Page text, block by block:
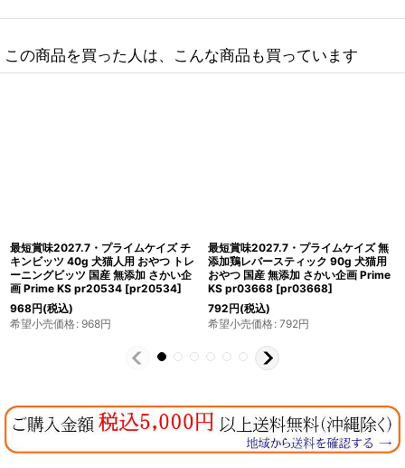
この商品を買った人は、こんな商品も買っています
最短賞味2027.6・プライムケイズ 牛
ＧＵＭＧＵＭ 30g 犬猫用おやつ 無添
加 さかい企画Prime KS pr35423
[pr35423]
814円(税込)
希望小売価格: 814円
最短賞味2027.6・プライムケイズ ビ
ーフビッツ 40g 犬猫用おやつ 国産牛
肉 無添加 さかい企画 Prime KS
pr50807 [pr50807]
1,430円(税込)
希望小売価格: 1,430円